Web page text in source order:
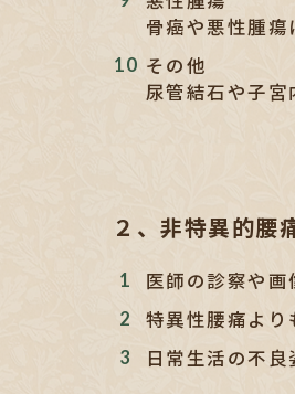
骨癌や悪性腫瘍
その他
尿管結石や子宮
２、非特異的腰
医師の診察や画
特異性腰痛より
日常生活の不